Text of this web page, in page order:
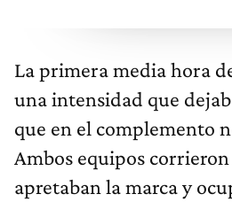
La primera media hora
una intensidad que
que en el complemento
Ambos equipos
apretaban la marca y